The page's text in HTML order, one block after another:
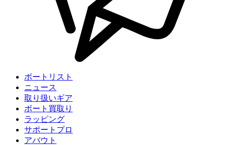
ボートリスト
ニュース
取り扱いギア
ボート買取り
ラッピング
サポートプロ
アバウト